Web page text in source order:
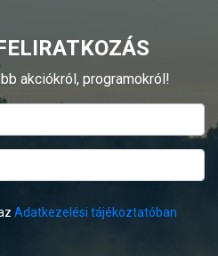
akciókról, programokról!
Adatkezelési tájékoztatóban